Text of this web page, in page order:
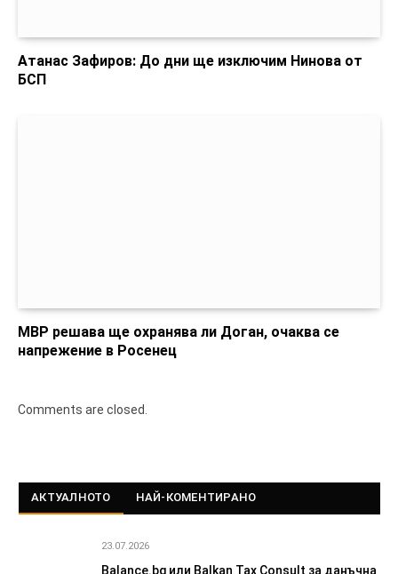
Атанас Зафиров: До дни ще изключим Нинова от
БСП
МВР решава ще охранява ли Доган, очаква се
напрежение в Росенец
Comments are closed.
АКТУАЛНОТО НАЙ-КОМЕНТИРАНО
23.07.2026
Balance.bg или Balkan Tax Consult за данъчна